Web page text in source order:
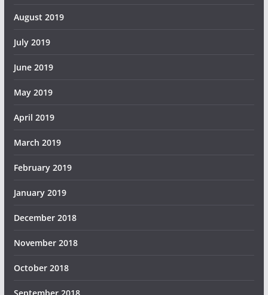
August 2019
July 2019
June 2019
May 2019
April 2019
March 2019
February 2019
January 2019
December 2018
November 2018
October 2018